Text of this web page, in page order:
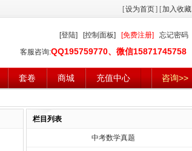
[设为首页] [加入收藏
[登陆] [控制面板] [免费注册]
忘记密码
客服咨询:QQ195759770、微信15871745758
套卷 商城 充值中心 咨询>>
栏目列表
中考数学真题